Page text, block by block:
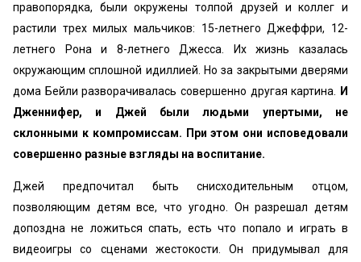
правопорядка, были окружены толпой друзей и коллег и
растили трех милых мальчиков: 15-летнего Джеффри, 12-
летнего Рона и 8-летнего Джесса. Их жизнь казалась
окружающим сплошной идиллией. Но за закрытыми дверями
дома Бейли разворачивалась совершенно другая картина.
И
Дженнифер, и Джей были людьми упертыми, не
склонными к компромиссам. При этом они исповедовали
совершенно разные взгляды на воспитание.
Джей предпочитал быть снисходительным отцом,
позволяющим детям все, что угодно. Он разрешал детям
допоздна не ложиться спать, есть что попало и играть в
видеоигры со сценами жестокости. Он придумывал для